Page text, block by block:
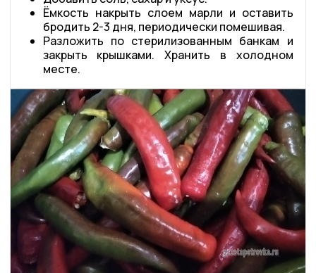
Ёмкость накрыть слоем марли и оставить
бродить 2-3 дня, периодически помешивая.
Разложить по стерилизованным банкам и
закрыть крышками. Хранить в холодном
месте.